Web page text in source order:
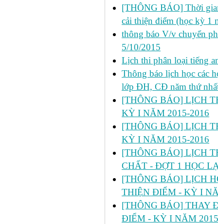
[THÔNG BÁO] Thời
cải thiện điểm (học kỳ 1
thông báo V/v chuyển
5/10/2015
Lịch thi phân loại tiếng
Thông báo lịch học các
lớp ĐH, CĐ năm thứ
[THÔNG BÁO] LỊCH
KỲ I NĂM 2015-2016
[THÔNG BÁO] LỊCH
KỲ I NĂM 2015-2016
[THÔNG BÁO] LỊCH
CHẤT - ĐỢT 1 HỌC
[THÔNG BÁO] LỊCH
THIỆN ĐIỂM - KỲ I
[THÔNG BÁO] THAY
ĐIỂM - KỲ I NĂM